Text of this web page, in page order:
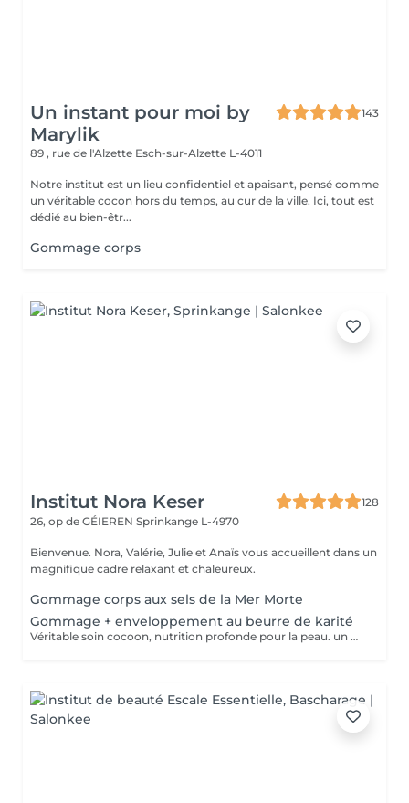
Un instant pour moi by
Marylik
143
89 , rue de l'Alzette Esch-sur-Alzette L-4011
Notre institut est un lieu confidentiel et apaisant, pensé comme
un véritable cocon hors du temps, au cur de la ville. Ici, tout est
dédié au bien-êtr...
Gommage corps
Institut Nora Keser
128
26, op de GÉIEREN Sprinkange L-4970
Bienvenue. Nora, Valérie, Julie et Anaïs vous accueillent dans un
magnifique cadre relaxant et chaleureux.
Gommage corps aux sels de la Mer Morte
Gommage + enveloppement au beurre de karité
Véritable soin cocoon, nutrition profonde pour la peau. un moment idyllique hors du temps.